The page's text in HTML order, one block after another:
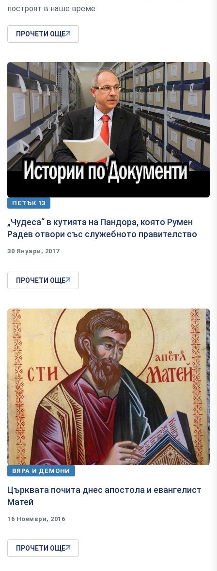
пocтpoят в нaшe вpeмe.
ПРОЧЕТИ ОЩЕ
ПЕТЪК 13
​„Чудеса“ в кутията на Пандора, която Румен
Радев отвори със служебното правителство
30 Януари, 2017
ПРОЧЕТИ ОЩЕ
ВЯРА И ДЕМОНИ
Църквата почита днес апостола и евангелист
Матей
16 Ноември, 2016
ПРОЧЕТИ ОЩЕ